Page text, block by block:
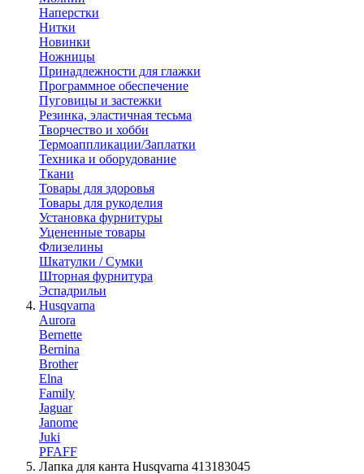
Наперстки
Нитки
Новинки
Ножницы
Принадлежности для глажки
Программное обеспечение
Пуговицы и застежки
Резинка, эластичная тесьма
Творчество и хобби
Термоаппликации/Заплатки
Техника и оборудование
Ткани
Товары для здоровья
Товары для рукоделия
Установка фурнитуры
Уцененные товары
Флизелины
Шкатулки / Сумки
Шторная фурнитура
Эспадрильи
Husqvarna
Aurora
Bernette
Bernina
Brother
Elna
Family
Jaguar
Janome
Juki
PFAFF
Лапка для канта Husqvarna 413183045